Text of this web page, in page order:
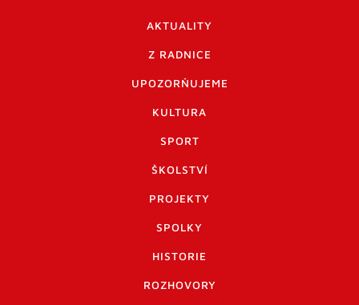
AKTUALITY
Z RADNICE
UPOZORŇUJEME
KULTURA
SPORT
ŠKOLSTVÍ
PROJEKTY
SPOLKY
HISTORIE
ROZHOVORY